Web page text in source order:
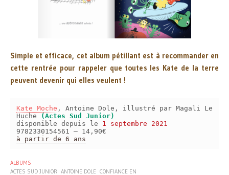
Simple et efficace, cet album pétillant est à recommander en
cette rentrée pour rappeler que toutes les Kate de la terre
peuvent devenir qui elles veulent !
Kate Moche , Antoine Dole, illustré par Magali Le
Huche
(Actes Sud Junior)
disponible depuis le 1 septembre 2021
9782330154561 – 14,90€
à partir de 6 ans
ALBUMS
ACTES SUD JUNIOR ANTOINE DOLE CONFIANCE EN